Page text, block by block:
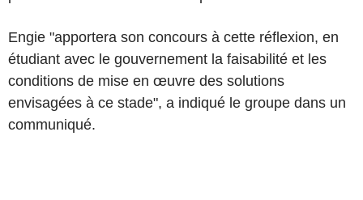
Engie "apportera son concours à cette réflexion, en
étudiant avec le gouvernement la faisabilité et les
conditions de mise en œuvre des solutions
envisagées à ce stade", a indiqué le groupe dans un
communiqué.